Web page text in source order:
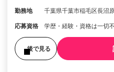
勤務地 千葉県千葉市稲毛区長沼
応募資格 学歴・経験・資格は一切
後で見る